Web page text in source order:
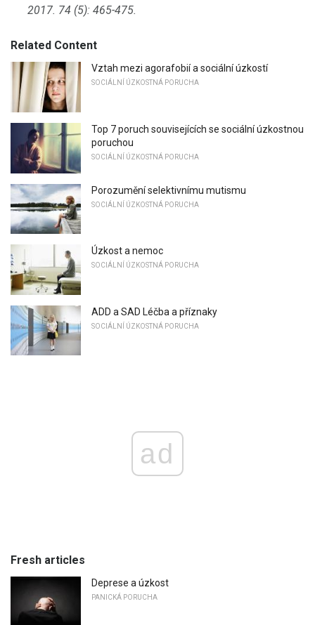
2017. 74 (5): 465-475.
Related Content
Vztah mezi agorafobií a sociální úzkostí
SOCIÁLNÍ ÚZKOSTNÁ PORUCHA
Top 7 poruch souvisejících se sociální úzkostnou
poruchou
SOCIÁLNÍ ÚZKOSTNÁ PORUCHA
Porozumění selektivnímu mutismu
SOCIÁLNÍ ÚZKOSTNÁ PORUCHA
Úzkost a nemoc
SOCIÁLNÍ ÚZKOSTNÁ PORUCHA
ADD a SAD Léčba a příznaky
SOCIÁLNÍ ÚZKOSTNÁ PORUCHA
ad
Fresh articles
Deprese a úzkost
PANICKÁ PORUCHA